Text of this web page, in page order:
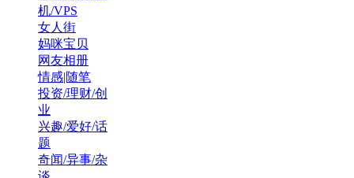
机/VPS
女人街
妈咪宝贝
网友相册
情感|随笔
投资/理财/创
业
兴趣/爱好/话
题
奇闻/异事/杂